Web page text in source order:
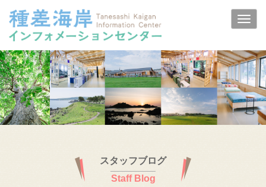
スタッフブログ
Staff Blog